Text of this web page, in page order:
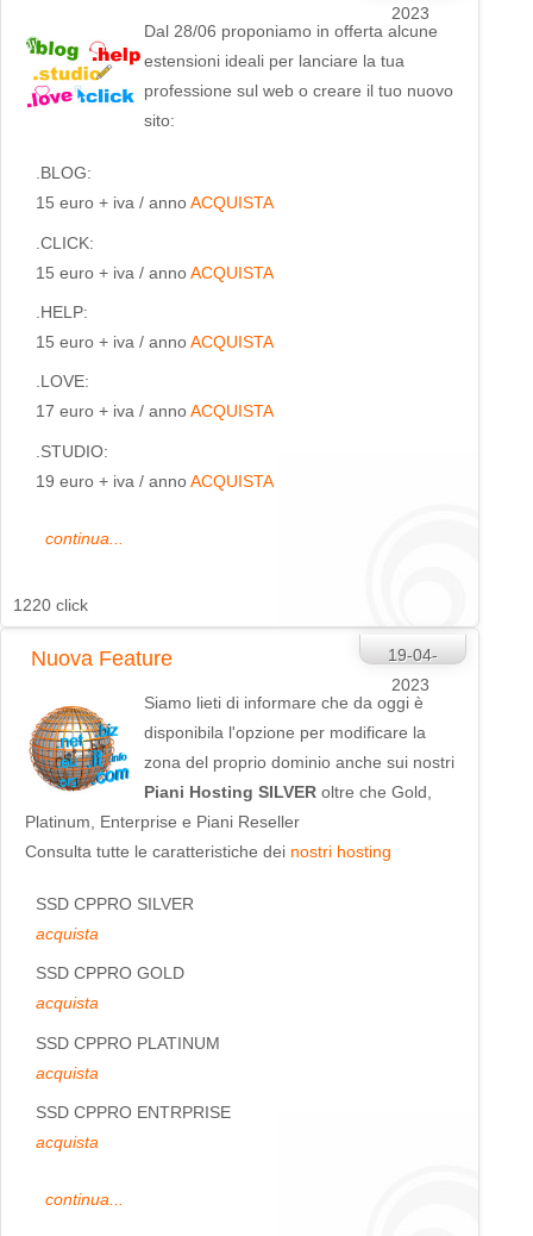
2023
Dal 28/06 proponiamo in offerta alcune
estensioni ideali per lanciare la tua
professione sul web o creare il tuo nuovo
sito:
.BLOG:
15 euro + iva / annoACQUISTA
.CLICK:
15 euro + iva / annoACQUISTA
.HELP:
15 euro + iva / annoACQUISTA
.LOVE:
17 euro + iva / annoACQUISTA
.STUDIO:
19 euro + iva / annoACQUISTA
continua...
1220 click
19-04-
2023
Nuova Feature
Siamo lieti di informare che da oggi è
disponibila l'opzione per modificare la
zona del proprio dominio anche sui nostri
Piani Hosting SILVER oltre che Gold,
Platinum, Enterprise e Piani Reseller
Consulta tutte le caratteristiche dei nostri hosting
SSD CPPRO SILVER
acquista
SSD CPPRO GOLD
acquista
SSD CPPRO PLATINUM
acquista
SSD CPPRO ENTRPRISE
acquista
continua...